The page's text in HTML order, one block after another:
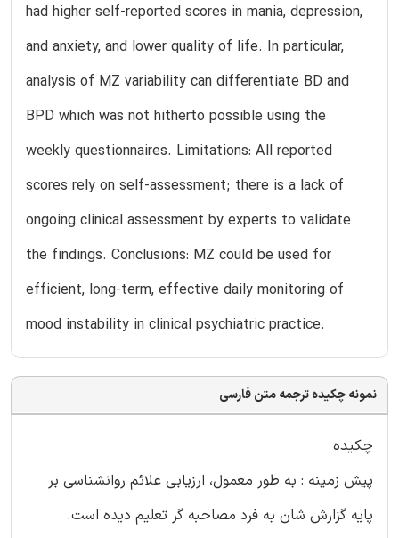
had higher self-reported scores in mania, depression,
and anxiety, and lower quality of life. In particular,
analysis of MZ variability can differentiate BD and
BPD which was not hitherto possible using the
weekly questionnaires. Limitations: All reported
scores rely on self-assessment; there is a lack of
ongoing clinical assessment by experts to validate
the findings. Conclusions: MZ could be used for
efficient, long-term, effective daily monitoring of
mood instability in clinical psychiatric practice.
نمونه چکیده ترجمه متن فارسی
چکیده
پیش زمینه : به طور معمول، ارزیابی علائم روانشناسی بر
پایه گزارش شان به فرد مصاحبه گر تعلیم دیده است.